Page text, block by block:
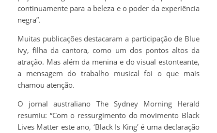
continuamente para a beleza e o poder da experiência
negra”.
Muitas publicações destacaram a participação de Blue
Ivy, filha da cantora, como um dos pontos altos da
atração. Mas além da menina e do visual estonteante,
a mensagem do trabalho musical foi o que mais
chamou atenção.
O jornal australiano The Sydney Morning Herald
resumiu: “Com o ressurgimento do movimento Black
Lives Matter este ano, ‘Black Is King’ é uma declaração